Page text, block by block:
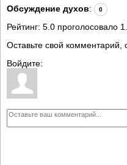
Обсуждение духов: 0
Рейтинг: 5.0 проголосовало 1
Оставьте свой комментарий,
Войдите: